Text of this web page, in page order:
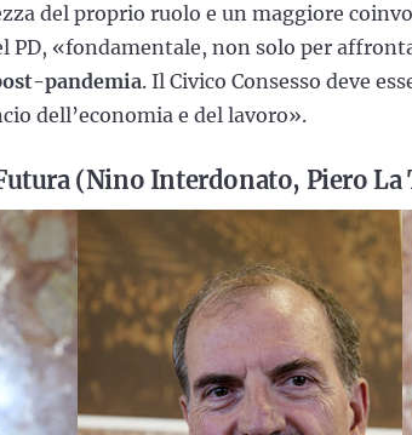
del proprio ruolo e un maggiore
PD, «fondamentale, non solo per
pandemia. Il Civico Consesso deve
dell’economia e del lavoro».
(Nino Interdonato, Piero La